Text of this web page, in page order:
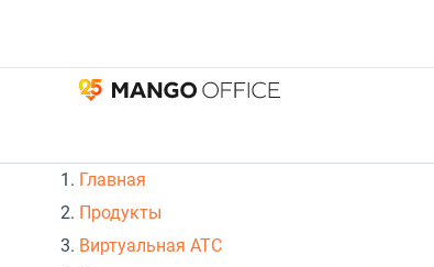
Главная
Продукты
Виртуальная АТС